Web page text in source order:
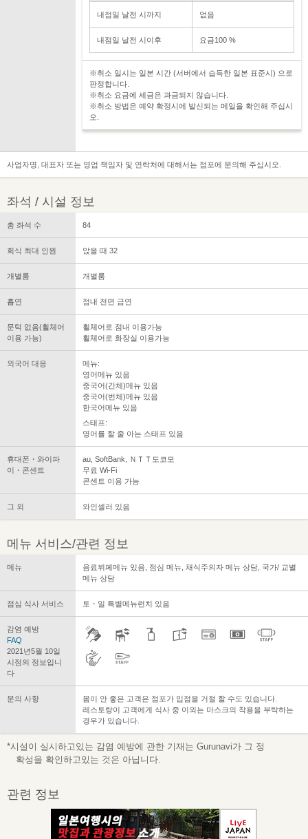
내점일 날전 시까지 없음
내점일 날전 시이후 요금100 %
※취소 일시는 일본 시간 (서버에서 습득한 일본 표준시) 으로
판정합니다.
※취소 요금에 세금은 과금되지 않습니다.
※취소 방법은 예약 확정시에 발신되는 메일을 확인해 주십시
오.
사업자명, 대표자 또는 영업 책임자 및 연락처에 대해서는 점포에 문의해 주십시오.
좌석 / 시설 정보
총 좌석 수 84
회식 최대 인원 앉을 때 32
개별룸 개별룸
흡연 점내 전면 금연
문턱 없음(휠체어
이용 가능)
휠체어로 점내 이용가능
휠체어로 화장실 이용가능
외국어 대응
메뉴:
영어메뉴 있음
중국어(간체)메뉴 있음
중국어(번체)메뉴 있음
한국어메뉴 있음
스태프:
영어를 할 줄 아는 스태프 있음
휴대폰・와이파
이・콘센트
au, SoftBank, ＮＴＴ도코모
무료 Wi-Fi
콘센트 이용 가능
그 외 와인셀러 있음
메뉴 서비스/관련 정보
메뉴
음료뷔페메뉴 있음, 점심 메뉴, 채식주의자 메뉴 상담, 국가/ 교별
메뉴 상담
점심 식사 서비스 토・일 특별메뉴런치 있음
감염 예방
FAQ
2021년5월 10일
시점의 정보입니
다
문의 사항
몸이 안 좋은 고객은 점포가 입점을 거절 할 수도 있습니다.
레스토랑이 고객에게 식사 중 이외는 마스크의 착용을 부탁하는
경우가 있습니다.
*시설이 실시하고있는 감염 예방에 관한 기재는 Gurunavi가 그 정
확성을 확인하고있는 것은 아닙니다.
관련 정보